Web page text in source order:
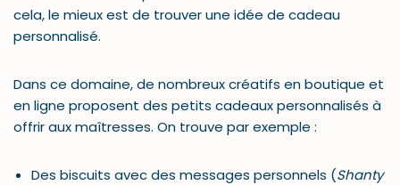
cela, le mieux est de trouver une idée de cadeau
personnalisé.
Dans ce domaine, de nombreux créatifs en boutique et
en ligne proposent des petits cadeaux personnalisés à
offrir aux maîtresses. On trouve par exemple :
Des biscuits avec des messages personnels (Shanty